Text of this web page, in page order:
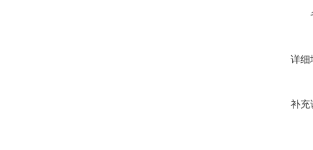
详细
补充